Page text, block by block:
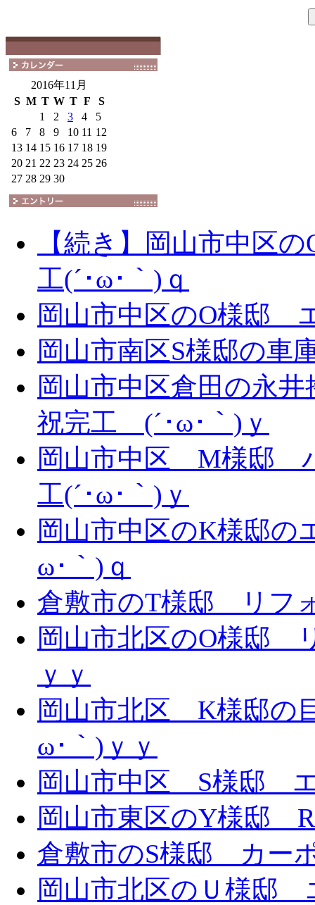
2016年11月
S M T W T F
S
1
2 3 4
5
6
7 8 9 10 11 12
13 14 15 16 17 18 19
20 21 22 23 24 25 26
27 28 29 30
【続き】岡山市中区
工(´･ω･｀)ｑ
岡山市中区のO様邸
岡山市南区S様邸の車
岡山市中区倉田の永
祝完工 (´･ω･｀)ｙ
岡山市中区 M様邸
工(´･ω･｀)ｙ
岡山市中区のK様邸の
ω･｀)ｑ
倉敷市のT様邸 リフ
岡山市北区のO様邸
ｙｙ
岡山市北区 K様邸の
ω･｀)ｙｙ
岡山市中区 S様邸 エ
岡山市東区のY様邸
倉敷市のS様邸 カー
岡山市北区のＵ様邸